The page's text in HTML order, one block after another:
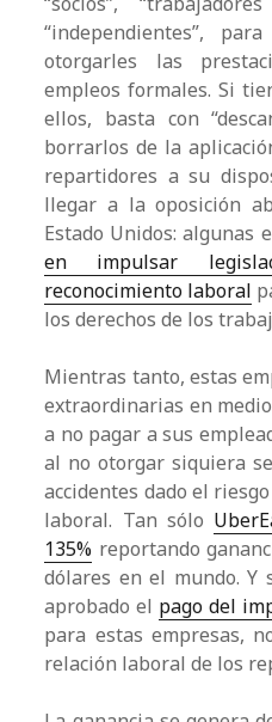
“independientes”,
otorgarles las
empleos formales. Si
ellos, basta con
borrarlos de la
repartidores a su
llegar a la oposición
Estado Unidos: algunas
en impulsar
reconocimiento laboral
los derechos de los
Mientras tanto, estas
extraordinarias en
a no pagar a sus
al no otorgar siquiera
accidentes dado el
laboral. Tan sólo
135% reportando
dólares en el mundo. Y
aprobado el pago del
para estas empresas,
relación laboral de los